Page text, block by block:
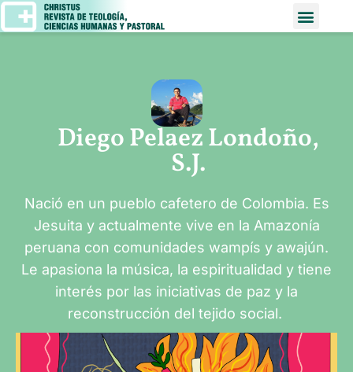
Diego Pelaez Londoño,
S.J.
Nació en un pueblo cafetero de Colombia. Es
Jesuita y actualmente vive en la Amazonía
peruana con comunidades wampís y awajún.
Le apasiona la música, la espiritualidad y tiene
interés por las iniciativas de paz y la
reconstrucción del tejido social.